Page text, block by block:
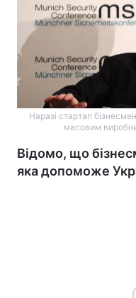
Наразі стартап
масовим
Відомо, що
яка допоможе